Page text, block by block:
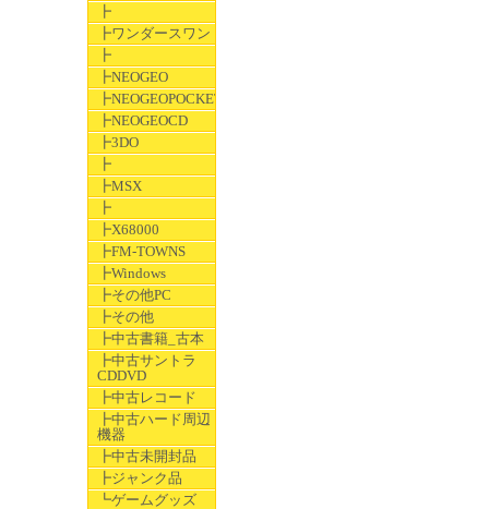
┣
┣ワンダースワン
┣
┣NEOGEO
┣NEOGEOPOCKET
┣NEOGEOCD
┣3DO
┣
┣MSX
┣
┣X68000
┣FM-TOWNS
┣Windows
┣その他PC
┣その他
┣中古書籍_古本
┣中古サントラ
CDDVD
┣中古レコード
┣中古ハード周辺
機器
┣中古未開封品
┣ジャンク品
┗ゲームグッズ